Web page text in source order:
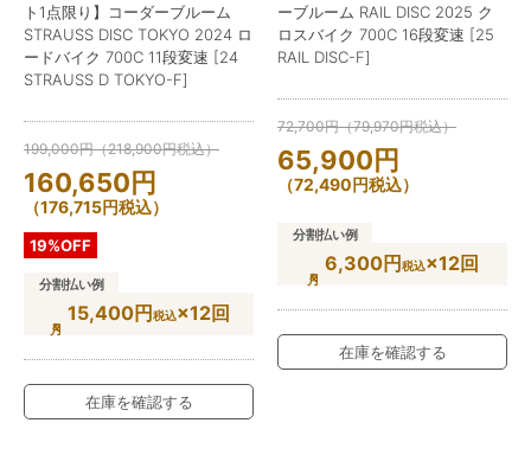
ト1点限り】コーダーブルーム
STRAUSS DISC TOKYO 2024 ロ
ードバイク 700C 11段変速 [24
STRAUSS D TOKYO-F]
199,000円（218,900円税込）
160,650円
（176,715円税込）
19%OFF
分割払い例
15,400円税込×12回
在庫を確認する
ーブルーム RAIL DISC 2025 ク
ロスバイク 700C 16段変速 [25
RAIL DISC-F]
72,700円（79,970円税込）
65,900円
（72,490円税込）
分割払い例
6,300円税込×12回
在庫を確認する